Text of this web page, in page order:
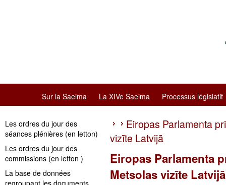
Sur la Saeima La XIVe Saeima Processus législatif
Les ordres du jour des
séances plénières (en letton)
Les ordres du jour des
commissions (en letton )
La base de données
regroupant les documents
Eiropas Parlamenta
vizīte Latvijā
Eiropas Parlamenta
Metsolas vizīte Latvijā